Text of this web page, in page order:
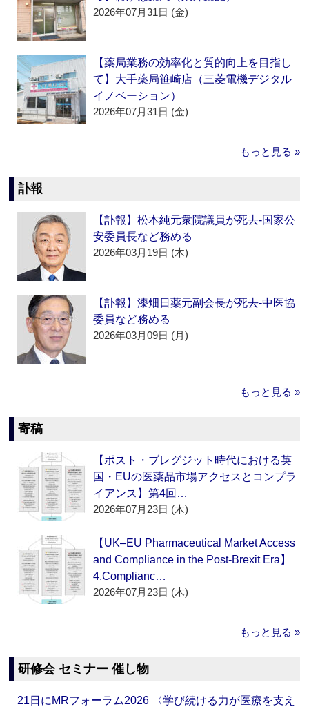
2026年07月31日 (金)
【薬局業務の効率化と質的向上を目指し
て】大手薬局笹崎店（三菱電機デジタル
イノベーション）
2026年07月31日 (金)
もっと見る »
訃報
【訃報】松本純元衆院議員が死去‐国家公
安委員長など務める
2026年03月19日 (木)
【訃報】漆畑日薬元副会長が死去‐中医協
委員など務める
2026年03月09日 (月)
もっと見る »
寄稿
【ポスト・ブレグジット時代における英
国・EUの医薬品市場アクセスとコンプラ
イアンス】第4回…
2026年07月23日 (木)
【UK–EU Pharmaceutical Market Access
and Compliance in the Post-Brexit Era】
4.Complianc…
2026年07月23日 (木)
もっと見る »
研修会 セミナー 催し物
21日にMRフォーラム2026 〈学び続ける力が医療を支え